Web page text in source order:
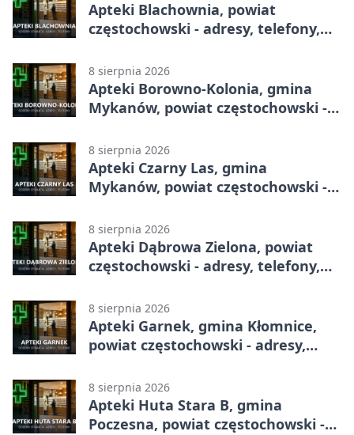
Apteki Blachownia, powiat
częstochowski - adresy, telefony,
8 sierpnia 2026
Apteki Borowno-Kolonia, gmina
Mykanów, powiat częstochowski -
8 sierpnia 2026
Apteki Czarny Las, gmina
Mykanów, powiat częstochowski -
8 sierpnia 2026
Apteki Dąbrowa Zielona, powiat
częstochowski - adresy, telefony,
8 sierpnia 2026
Apteki Garnek, gmina Kłomnice,
powiat częstochowski - adresy,
8 sierpnia 2026
Apteki Huta Stara B, gmina
Poczesna, powiat częstochowski -